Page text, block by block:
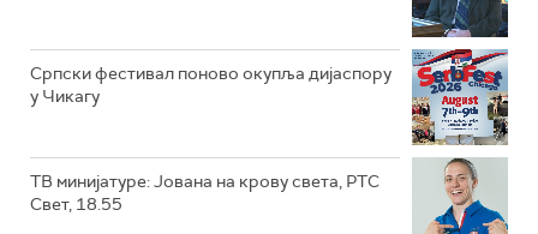
Српски фестивал поново окупља дијаспору
у Чикагу
ТВ минијатуре: Јована на крову света, РТС
Свет, 18.55